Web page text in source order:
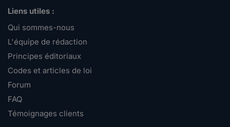
Liens utiles :
Qui sommes-nous
L'équipe de rédaction
Principes éditoriaux
Codes et articles de loi
Forum
FAQ
Témoignages clients